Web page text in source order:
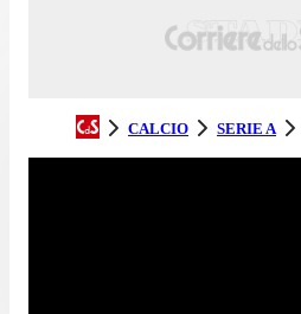
CALCIO SERIE A